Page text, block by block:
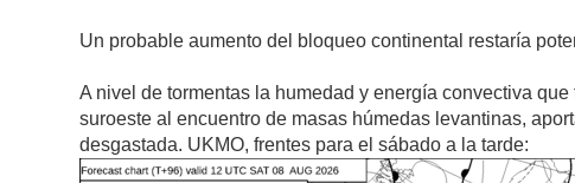
Un probable aumento del bloqueo continental restaría
A nivel de tormentas la humedad y energía convectiva
suroeste al encuentro de masas húmedas levantinas,
desgastada. UKMO, frentes para el sábado a la tarde: